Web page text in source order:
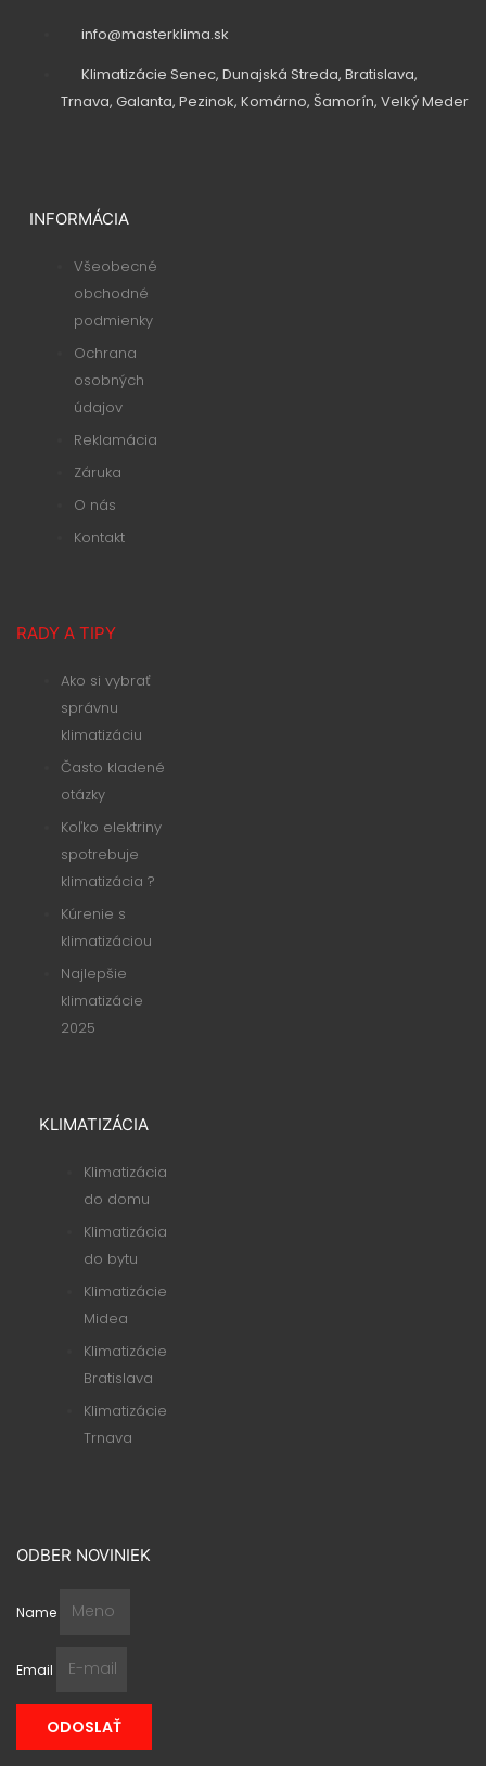
info@masterklima.sk
Klimatizácie Senec, Dunajská Streda, Bratislava,
Trnava, Galanta, Pezinok, Komárno, Šamorín, Velký Meder
INFORMÁCIA
Všeobecné
obchodné
podmienky
Ochrana
osobných
údajov
Reklamácia
Záruka
O nás
Kontakt
RADY A TIPY
Ako si vybrať
správnu
klimatizáciu
Často kladené
otázky
Koľko elektriny
spotrebuje
klimatizácia ?
Kúrenie s
klimatizáciou
Najlepšie
klimatizácie
2025
KLIMATIZÁCIA
Klimatizácia
do domu
Klimatizácia
do bytu
Klimatizácie
Midea
Klimatizácie
Bratislava
Klimatizácie
Trnava
ODBER NOVINIEK
Name
Email
ODOSLAŤ